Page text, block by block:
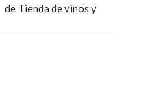
de Tienda de vinos y